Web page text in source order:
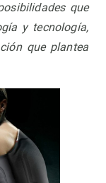
que
y tecnología,
que plantea